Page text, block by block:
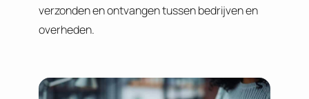
verzonden en ontvangen tussen bedrijven en
overheden.